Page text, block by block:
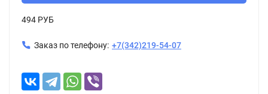
494 РУБ
Заказ по телефону: +7(342)219-54-07